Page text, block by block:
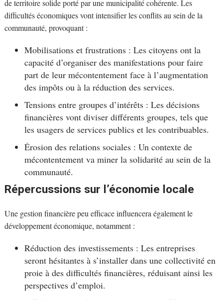
de territoire solide porté par une municipalité cohérente. Les
difficultés économiques vont intensifier les conflits au sein de la
communauté, provoquant :
Mobilisations et frustrations : Les citoyens ont la
capacité d’organiser des manifestations pour faire
part de leur mécontentement face à l’augmentation
des impôts ou à la réduction des services.
Tensions entre groupes d’intérêts : Les décisions
financières vont diviser différents groupes, tels que
les usagers de services publics et les contribuables.
Érosion des relations sociales : Un contexte de
mécontentement va miner la solidarité au sein de la
communauté.
Répercussions sur l’économie locale
Une gestion financière peu efficace influencera également le
développement économique, notamment :
Réduction des investissements : Les entreprises
seront hésitantes à s’installer dans une collectivité en
proie à des difficultés financières, réduisant ainsi les
perspectives d’emploi.